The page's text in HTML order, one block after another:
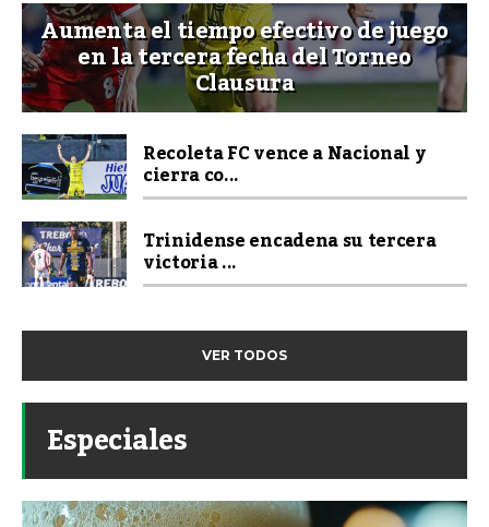
Aumenta el tiempo efectivo de juego
en la tercera fecha del Torneo
Clausura
Recoleta FC vence a Nacional y
cierra co...
Trinidense encadena su tercera
victoria ...
VER TODOS
Especiales